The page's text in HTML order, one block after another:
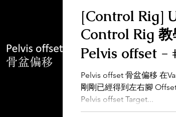
[Control Rig]
Control Rig 教學 - Foot
Pelvis offset - # 4 ｜骨盆偏移｜
Tutorial
Pelvis offset 骨盆偏移 在Variables 新增Pelvis Z的參數 使用
剛剛已經得到左右腳 Offset Target Z來找最小
Pelvis offset Target...